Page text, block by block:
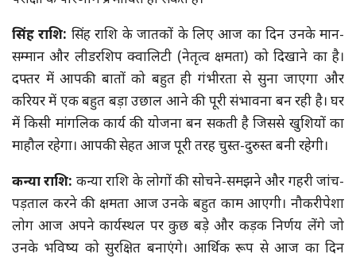
सिंह राशि: सिंह राशि के जातकों के लिए आज का दिन उनके मान-
सम्मान और लीडरशिप क्वालिटी (नेतृत्व क्षमता) को दिखाने का है।
दफ्तर में आपकी बातों को बहुत ही गंभीरता से सुना जाएगा और
करियर में एक बहुत बड़ा उछाल आने की पूरी संभावना बन रही है। घर
में किसी मांगलिक कार्य की योजना बन सकती है जिससे खुशियों का
माहौल रहेगा। आपकी सेहत आज पूरी तरह चुस्त-दुरुस्त बनी रहेगी।
कन्या राशि: कन्या राशि के लोगों की सोचने-समझने और गहरी जांच-
पड़ताल करने की क्षमता आज उनके बहुत काम आएगी। नौकरीपेशा
लोग आज अपने कार्यस्थल पर कुछ बड़े और कड़क निर्णय लेंगे जो
उनके भविष्य को सुरक्षित बनाएंगे। आर्थिक रूप से आज का दिन